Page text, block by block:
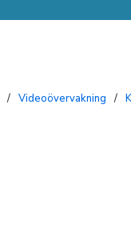
/ Videoövervakning /